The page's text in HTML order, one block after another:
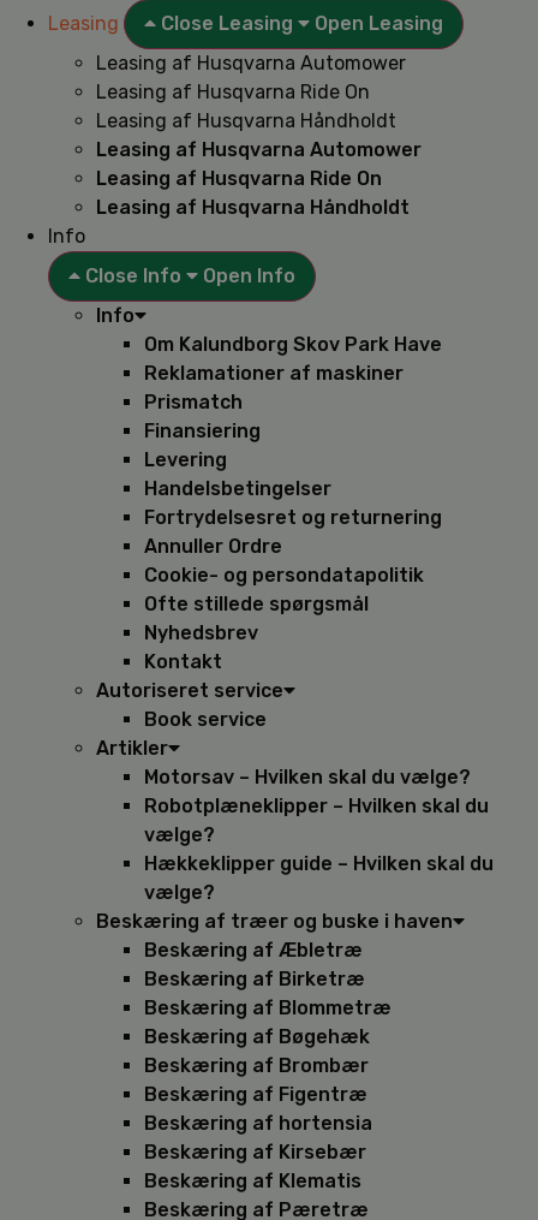
Leasing
Close Leasing
Open Leasing
Leasing af Husqvarna Automower
Leasing af Husqvarna Ride On
Leasing af Husqvarna Håndholdt
Leasing af Husqvarna Automower
Leasing af Husqvarna Ride On
Leasing af Husqvarna Håndholdt
Info
Close Info
Open Info
Info
Om Kalundborg Skov Park Have
Reklamationer af maskiner
Prismatch
Finansiering
Levering
Handelsbetingelser
Fortrydelsesret og returnering
Annuller Ordre
Cookie- og persondatapolitik
Ofte stillede spørgsmål
Nyhedsbrev
Kontakt
Autoriseret service
Book service
Artikler
Motorsav – Hvilken skal du vælge?
Robotplæneklipper – Hvilken skal du
vælge?
Hækkeklipper guide – Hvilken skal du
vælge?
Beskæring af træer og buske i haven
Beskæring af Æbletræ
Beskæring af Birketræ
Beskæring af Blommetræ
Beskæring af Bøgehæk
Beskæring af Brombær
Beskæring af Figentræ
Beskæring af hortensia
Beskæring af Kirsebær
Beskæring af Klematis
Beskæring af Pæretræ